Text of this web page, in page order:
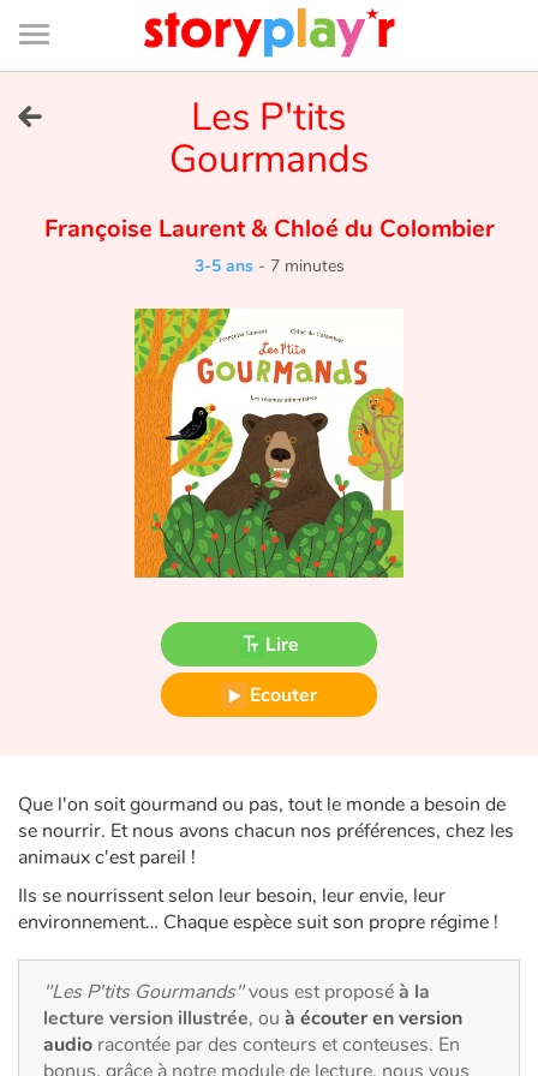
Connexion
Bibliothèque
de
page
Tester gratuitement
Bibliothèque
Contes d'ici et d'ailleurs
Fable, mythe, littérature et poésie
Ogres, monstres et sorcières
Les animaux
Voyage, épopée, enquête, aventure
Autour du monde
Apprentissage
Les P'tits
Gourmands
Françoise Laurent&Chloé du Colombier
3-5 ans- 7 minutes
Lire
Ecouter
Que l'on soit gourmand ou pas, tout le monde a besoin de
se nourrir. Et nous avons chacun nos préférences, chez les
animaux c'est pareil !
Ils se nourrissent selon leur besoin, leur envie, leur
environnement… Chaque espèce suit son propre régime !
"Les P'tits Gourmands"vous est proposéà la
lecture version illustrée, ou à écouter en version
audio racontée par des conteurs et conteuses. En